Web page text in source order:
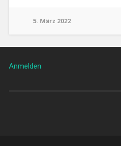
5. März 2022
Anmelden